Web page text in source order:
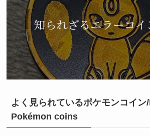
よく見られているポケモンコイ
Pokémon coins